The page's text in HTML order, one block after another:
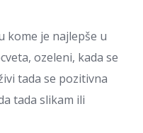
kome je najlepše u
ozeleni, kada se
tada se pozitivna
tada slikam ili